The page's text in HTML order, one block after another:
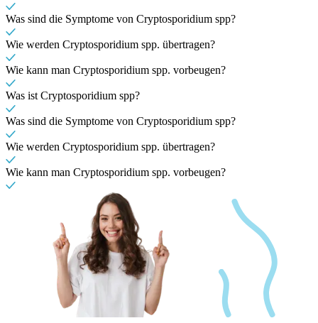
Was sind die Symptome von Cryptosporidium spp?
Wie werden Cryptosporidium spp. übertragen?
Wie kann man Cryptosporidium spp. vorbeugen?
Was ist Cryptosporidium spp?
Was sind die Symptome von Cryptosporidium spp?
Wie werden Cryptosporidium spp. übertragen?
Wie kann man Cryptosporidium spp. vorbeugen?